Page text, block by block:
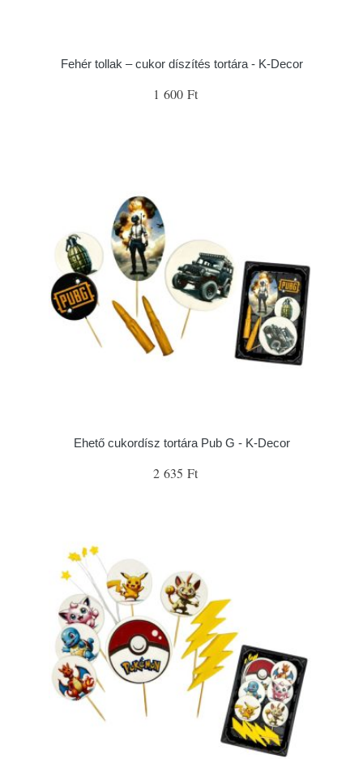
Fehér tollak – cukor díszítés tortára - K-Decor
1 600 Ft
Ehető cukordísz tortára Pub G - K-Decor
2 635 Ft